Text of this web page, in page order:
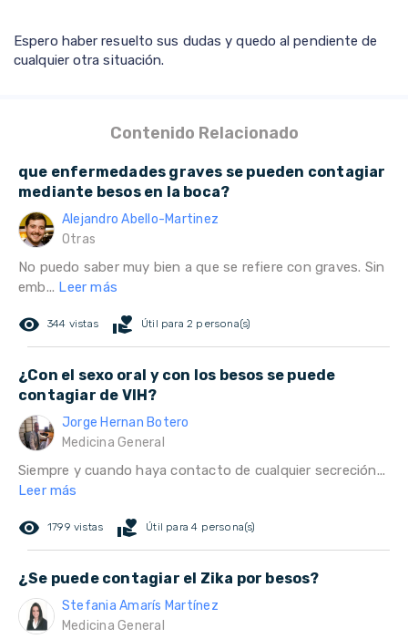
Espero haber resuelto sus dudas y quedo al pendiente de
cualquier otra situación.
Contenido Relacionado
que enfermedades graves se pueden contagiar
mediante besos en la boca?
Alejandro Abello-Martinez
Otras
No puedo saber muy bien a que se refiere con graves. Sin
emb... Leer más
remove_red_eye 344 vistas volunteer_activism Útil para 2 persona(s)
¿Con el sexo oral y con los besos se puede
contagiar de VIH?
Jorge Hernan Botero
Medicina General
Siempre y cuando haya contacto de cualquier secreción...
Leer más
remove_red_eye 1799 vistas volunteer_activism Útil para 4 persona(s)
¿Se puede contagiar el Zika por besos?
Stefania Amarís Martínez
Medicina General